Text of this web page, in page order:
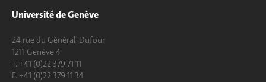
Université de Genève
24 rue du Général-Dufour
1211 Genève 4
T. +41 (0)22 379 71 11
F. +41 (0)22 379 11 34